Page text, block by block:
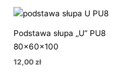
Podstawa słupa „U” PU8
80x60x100
12,00 zł